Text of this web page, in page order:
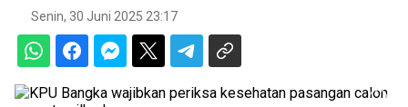
Senin, 30 Juni 2025 23:17